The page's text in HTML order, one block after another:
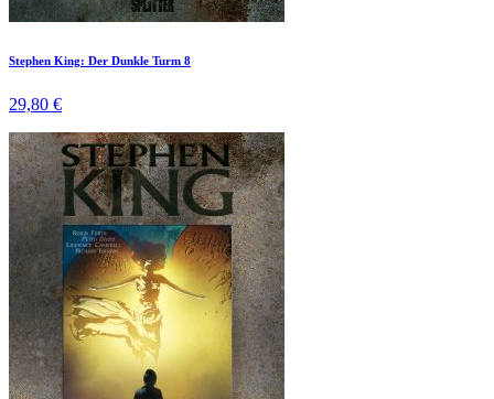
Stephen King: Der Dunkle Turm 8
29,80 €